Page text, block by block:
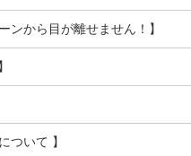
ンから目が離せません！】
ついて 】